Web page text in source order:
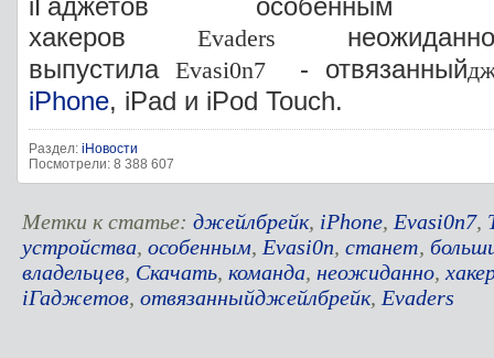
iГаджетов
хакеров Evaders
выпустилаEvasi0n7 - отвязанный
iPhone, iPad и iPod Touch.
Раздел: iНовости
Посмотрели: 8 388 607
Метки к статье: джейлбрейк, iPhone, Evasi0n7,
устройства, особенным, Evasi0n, станет,
владельцев, Скачать, команда, неожиданно,
iГаджетов, отвязанныйджейлбрейк, Evaders